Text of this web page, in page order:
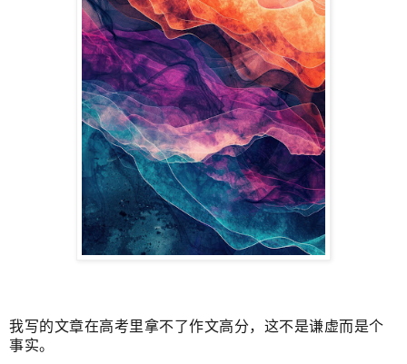
我写的文章在高考里拿不了作文高分，这不是谦虚而是个
事实。